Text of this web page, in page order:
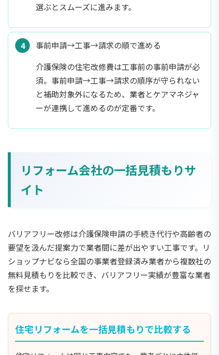
選ぶとスムーズに進みます。
事前申請→工事→請求の順で進める
介護保険の住宅改修費は工事前の事前申請が必
須。事前申請→工事→請求の順序が守られない
と補助対象外になるため、業者とケアマネジャ
ーが連携して進めるのが定番です。
リフォーム会社の一括見積もりサ
イト
バリアフリー改修は介護保険申請の手続き代行や高齢者の
要望を汲んだ提案力で業者間に差が出やすい工事です。リ
ショップナビなら全国の事業者登録済み業者から複数社の
無料見積もりを比較でき、バリアフリー実績が豊富な業者
を探せます。
住宅リフォームを一括見積もりで比較する